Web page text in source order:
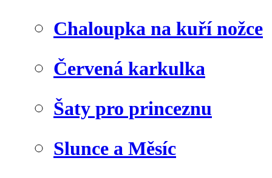
Chaloupka na kuří nožce
Červená karkulka
Šaty pro princeznu
Slunce a Měsíc